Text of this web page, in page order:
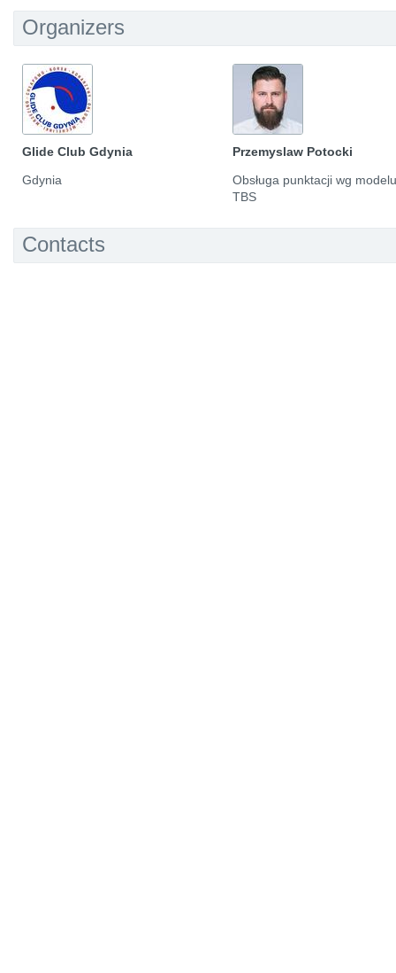
Organizers
Glide Club Gdynia
Gdynia
Przemyslaw Potocki
Obsługa punktacji wg
TBS
Contacts